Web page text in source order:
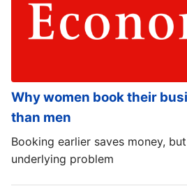
Why women book their
than men
Booking earlier saves money,
underlying problem